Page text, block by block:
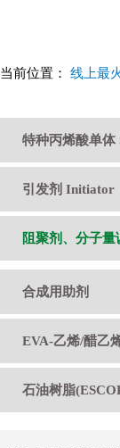
当前位置： 线上最
特种丙烯酸单体
Acrylate
引发剂 Initiator
阻聚剂、分子
剂
合成用助剂
EVA-乙烯/醋乙
石油树脂